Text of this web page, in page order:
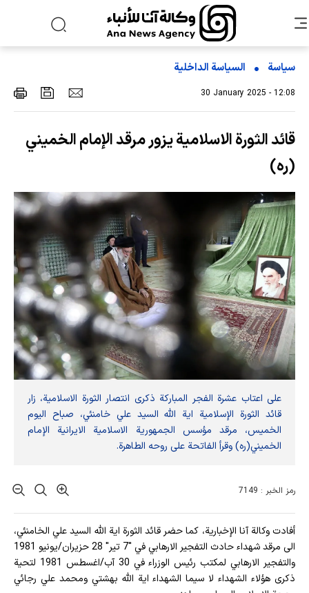
سياسة السیاسة الداخلیة
30 January 2025 - 12:08
قائد الثورة الاسلامية يزور مرقد الإمام الخميني
(ره)
على اعتاب عشرة الفجر المباركة ذكرى انتصار الثورة الاسلامية، زار
قائد الثورة الإسلامية اية الله السيد علي خامنئي، صباح اليوم
الخميس، مرقد مؤسس الجمهورية الاسلامية الايرانية الإمام
الخميني(ره) وقرأ الفاتحة على روحه الطاهرة.
رمز الخبر : 7149
أفادت وکالة آنا الإخباریة، كما حضر قائد الثورة اية الله السيد علي الخامنئي،
الى مرقد شهداء حادث التفجير الارهابي في "7 تير" 28 حزيران/يونيو 1981
والتفجير الارهابي لمكتب رئيس الوزراء في 30 آب/اغسطس 1981 لتحية
ذكرى هؤلاء الشهداء لا سيما الشهداء اية الله بهشتي ومحمد علي رجائي